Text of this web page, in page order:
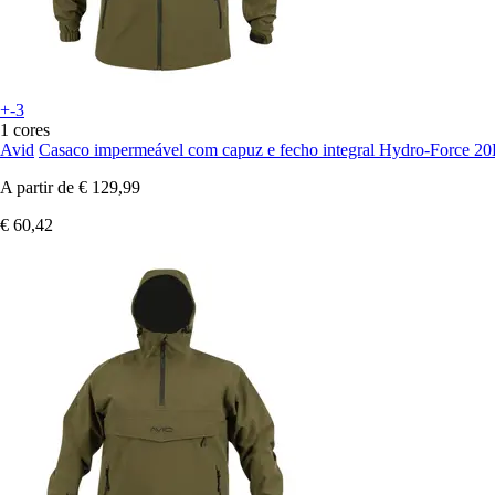
+-3
1 cores
Avid Casaco impermeável com capuz e fecho integral Hydro-Force
A partir de € 129,99
€ 60,42